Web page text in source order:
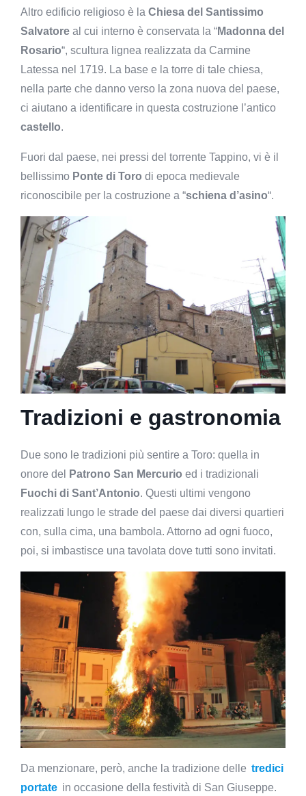
Altro edificio religioso è la Chiesa del Santissimo
Salvatore al cui interno è conservata la “Madonna del
Rosario“, scultura lignea realizzata da Carmine
Latessa nel 1719. La base e la torre di tale chiesa,
nella parte che danno verso la zona nuova del paese,
ci aiutano a identificare in questa costruzione l’antico
castello.
Fuori dal paese, nei pressi del torrente Tappino, vi è il
bellissimo Ponte di Toro di epoca medievale
riconoscibile per la costruzione a “schiena d’asino“.
Tradizioni e gastronomia
Due sono le tradizioni più sentire a Toro: quella in
onore del
Patrono San Mercurio ed i tradizionali
Fuochi di Sant’Antonio. Questi ultimi vengono
realizzati lungo le strade del paese dai diversi quartieri
con, sulla cima, una bambola. Attorno ad ogni fuoco,
poi, si imbastisce una tavolata dove tutti sono invitati.
Da menzionare, però, anche la tradizione delle tredici
portate in occasione della festività di San Giuseppe.